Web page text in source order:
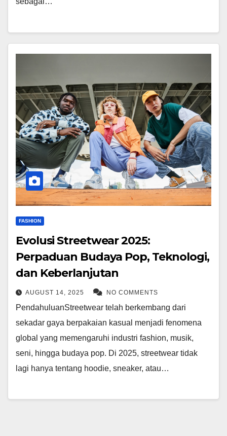
FASHION
Evolusi Streetwear 2025:
Perpaduan Budaya Pop, Teknologi,
dan Keberlanjutan
AUGUST 14, 2025 NO COMMENTS
PendahuluanStreetwear telah berkembang dari
sekadar gaya berpakaian kasual menjadi fenomena
global yang memengaruhi industri fashion, musik,
seni, hingga budaya pop. Di 2025, streetwear tidak
lagi hanya tentang hoodie, sneaker, atau…